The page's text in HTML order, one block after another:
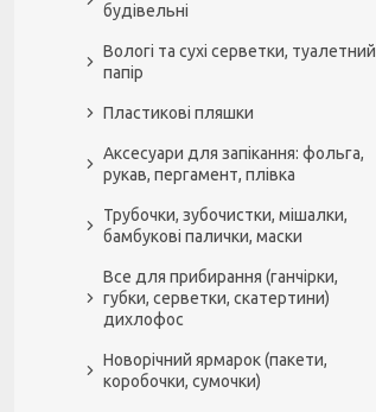
будівельні
Вологі та сухі серветки, туалетний
папір
Пластикові пляшки
Аксесуари для запікання: фольга,
рукав, пергамент, плівка
Трубочки, зубочистки, мішалки,
бамбукові палички, маски
Все для прибирання (ганчірки,
губки, серветки, скатертини)
дихлофос
Новорічний ярмарок (пакети,
коробочки, сумочки)